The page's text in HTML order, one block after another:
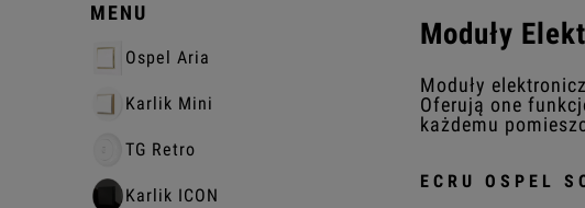
MENU
Ospel Aria
Karlik Mini
TG Retro
Karlik ICON
Moduły
Moduły
Oferują one
każdemu
ECRU OSPEL